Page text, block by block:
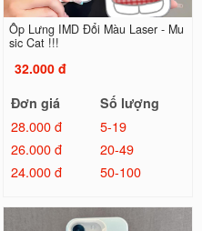
Ốp Lưng IMD Đổi Màu Laser - Mu
sic Cat !!!
32.000 đ
Đơn giá
Số lượng
28.000 đ
5-19
26.000 đ
20-49
24.000 đ
50-100